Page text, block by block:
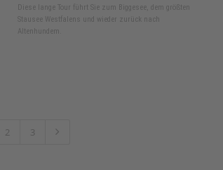
Diese lange Tour führt Sie zum Biggesee, dem größten
Stausee Westfalens und wieder zurück nach
Altenhundem.
2 3